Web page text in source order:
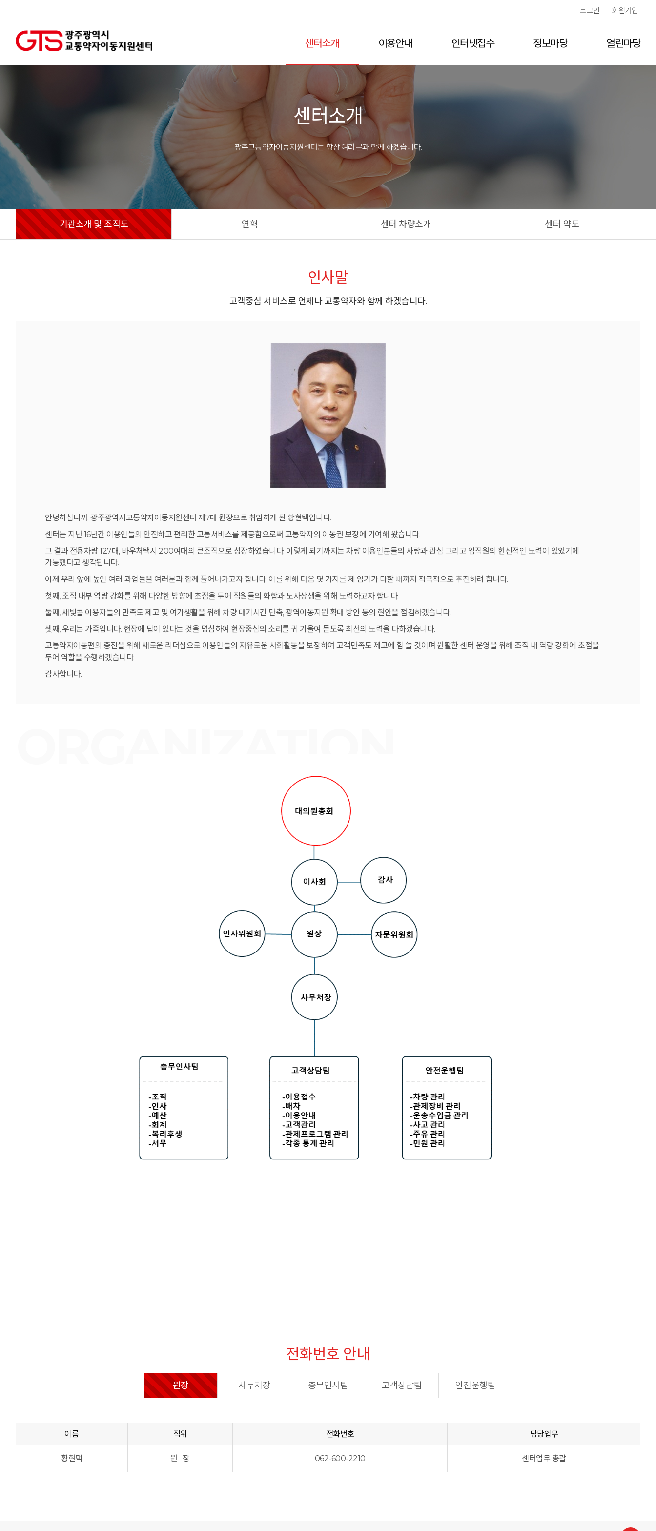
로그인 | 회원가입
센터소개 이용안내 인터넷접수 정보마당 열린마당
센터소개
광주교통약자이동지원센터는 항상 여러분과 함께 하겠습니다.
기관소개 및 조직도 연혁 센터 차량소개 센터 약도
인사말
고객중심 서비스로 언제나 교통약자와 함께 하겠습니다.
안녕하십니까. 광주광역시교통약자이동지원센터 제7대 원장으로 취임하게 된 황현택입니다.
센터는 지난 16년간 이용인들의 안전하고 편리한 교통서비스를 제공함으로써 교통약자의 이동권 보장에 기여해 왔습니다.
그 결과 전용차량 127대, 바우처택시 200여대의 큰조직으로 성장하였습니다. 이렇게 되기까지는 차량 이용인분들의 사랑과 관심 그리고 임직원의 헌신적인 노력이 있었기에
가능했다고 생각됩니다.
이제 우리 앞에 높인 여러 과업들을 여러분과 함께 풀어나가고자 합니다. 이를 위해 다음 몇 가지를 제 임기가 다할 때까지 적극적으로 추진하려 합니다.
첫째, 조직 내부 역량 강화를 위해 다양한 방향에 초점을 두어 직원들의 화합과 노사상생을 위해 노력하고자 합니다.
둘째, 새빛콜 이용자들의 만족도 제고 및 여가생활을 위해 차량 대기시간 단축, 광역이동지원 확대 방안 등의 현안을 점검하겠습니다.
셋째, 우리는 가족입니다. 현장에 답이 있다는 것을 명심하여 현장중심의 소리를 귀 기울여 듣도록 최선의 노력을 다하겠습니다.
교통약자이동편의 증진을 위해 새로운 리더십으로 이용인들의 자유로운 사회활동을 보장하여 고객만족도 제고에 힘 쓸 것이며 원활한 센터 운영을 위해 조직 내 역량 강화에 초점을
두어 역할을 수행하겠습니다.
감사합니다.
전화번호 안내
원장 사무처장 총무인사팀 고객상담팀 안전운행팀
이름 직위 전화번호 담당업무
황현택 원 장 062-600-2210 센터업무 총괄